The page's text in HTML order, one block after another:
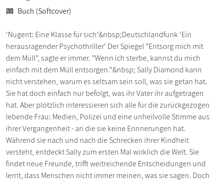
Buch (Softcover)
'Nugent: Eine Klasse für sich'&nbsp;Deutschlandfunk 'Ein
herausragender Psychothriller' Der Spiegel "Entsorg mich mit
dem Müll", sagte er immer. "Wenn ich sterbe, kannst du mich
einfach mit dem Müll entsorgen."&nbsp; Sally Diamond kann
nicht verstehen, warum es seltsam sein soll, was sie getan hat.
Sie hat doch einfach nur befolgt, was ihr Vater ihr aufgetragen
hat. Aber plötzlich interessieren sich alle für die zurückgezogen
lebende Frau: Medien, Polizei und eine unheilvolle Stimme aus
ihrer Vergangenheit - an die sie keine Erinnerungen hat.
Während sie nach und nach die Schrecken ihrer Kindheit
versteht, entdeckt Sally zum ersten Mal wirklich die Welt. Sie
findet neue Freunde, trifft weitreichende Entscheidungen und
lernt, dass Menschen nicht immer meinen, was sie sagen. Doch